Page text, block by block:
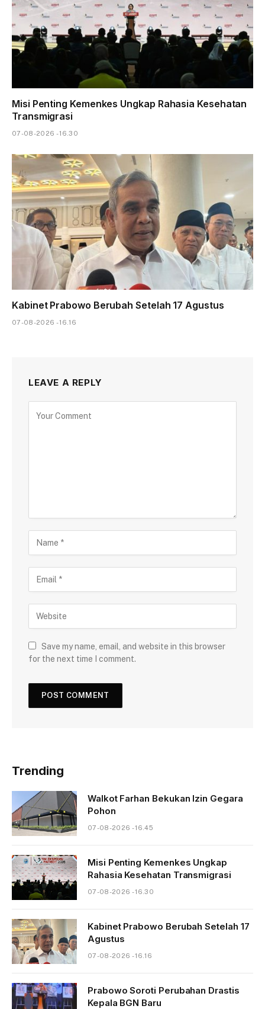
Misi Penting Kemenkes Ungkap Rahasia Kesehatan
Transmigrasi
07-08-2026 - 16.30
Kabinet Prabowo Berubah Setelah 17 Agustus
07-08-2026 - 16.16
LEAVE A REPLY
Save my name, email, and website in this browser
for the next time I comment.
Trending
Walkot Farhan Bekukan Izin Gegara
Pohon
07-08-2026 - 16.45
Misi Penting Kemenkes Ungkap
Rahasia Kesehatan Transmigrasi
07-08-2026 - 16.30
Kabinet Prabowo Berubah Setelah 17
Agustus
07-08-2026 - 16.16
Prabowo Soroti Perubahan Drastis
Kepala BGN Baru